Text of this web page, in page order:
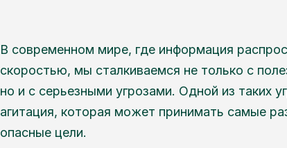
В современном мире, где информация
скоростью, мы сталкиваемся не только с
но и с серьезными угрозами. Одной из таких
агитация, которая может принимать самые
опасные цели.